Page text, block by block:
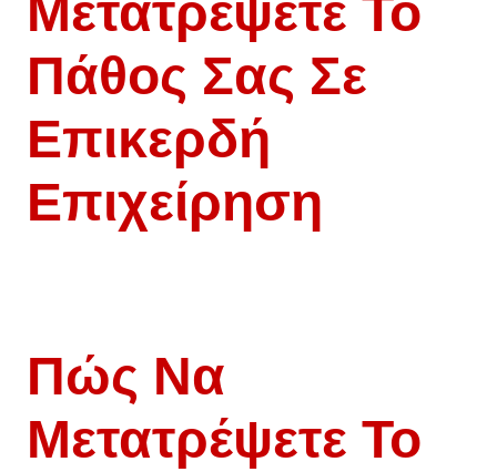
Μετατρέψετε Το
Πάθος Σας Σε
Επικερδή
Επιχείρηση
Πώς Να
Μετατρέψετε Το